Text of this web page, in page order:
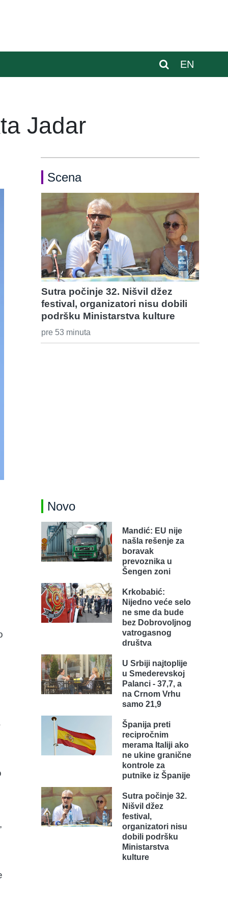
EN
Jadar
Scena
Sutra počinje 32. Nišvil džez
festival, organizatori nisu dobili
podršku Ministarstva kulture
pre 53 minuta
Novo
Mandić: EU nije
našla rešenje za
boravak
prevoznika u
Šengen zoni
Krkobabić:
Nijedno veće selo
ne sme da bude
bez Dobrovoljnog
vatrogasnog
društva
U Srbiji najtoplije
u Smederevskoj
Palanci - 37,7, a
na Crnom Vrhu
samo 21,9
Španija preti
recipročnim
merama Italiji ako
ne ukine granične
kontrole za
putnike iz Španije
Sutra počinje 32.
Nišvil džez
festival,
organizatori nisu
dobili podršku
Ministarstva
kulture